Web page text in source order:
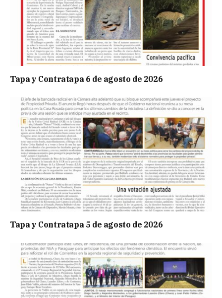
Tapa y Contratapa 6 de agosto de 2026
Tapa y Contratapa 5 de agosto de 2026